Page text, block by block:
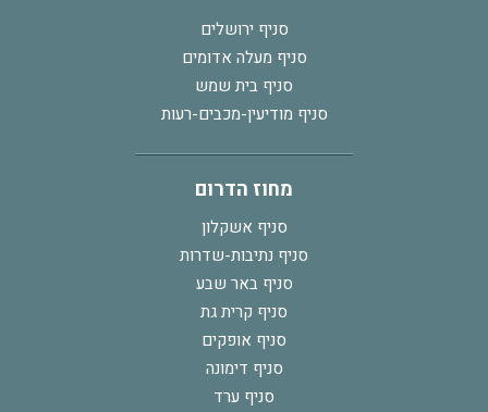
סניף ירושלים
סניף מעלה אדומים
סניף בית שמש
סניף מודיעין-מכבים-רעות
מחוז הדרום
סניף אשקלון
סניף נתיבות-שדרות
סניף באר שבע
סניף קרית גת
סניף אופקים
סניף דימונה
סניף ערד